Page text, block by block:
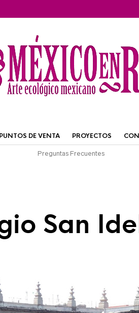
PUNTOS DE VENTA PROYECTOS
Preguntas Frecuentes
San